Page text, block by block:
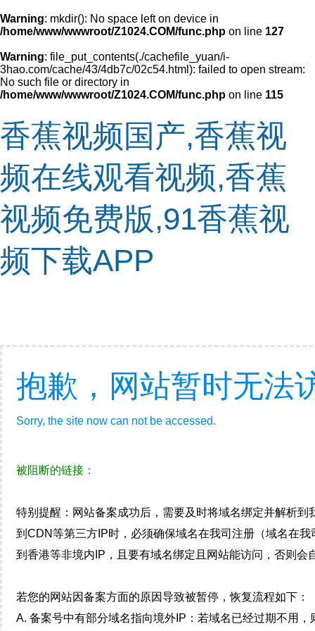
Warning: mkdir(): No space left on device in
/home/www/wwwroot/Z1024.COM/func.php on line 127
Warning: file_put_contents(./cachefile_yuan/i-
3hao.com/cache/43/4db7c/02c54.html): failed to open stream:
No such file or directory in
/home/www/wwwroot/Z1024.COM/func.php on line 115
香蕉视频国产,香蕉视
频在线观看视频,香蕉
视频免费版,91香蕉视
频下载APP
抱歉，网站暂时无法
Sorry, the site now can not be accessed.
被阻断的链接：
特别提醒：网站备案成功后，需要及时将域名绑定并解析
到CDN等第三方IP时，必须确保域名在我司注册（域名在
到香港等非境内IP，且要有域名绑定且网站能访问，否则
若您的网站因备案方面的原因导致被暂停，恢复流程如下：
A. 备案号中有部分域名指向境外IP：若域名已经过期不用